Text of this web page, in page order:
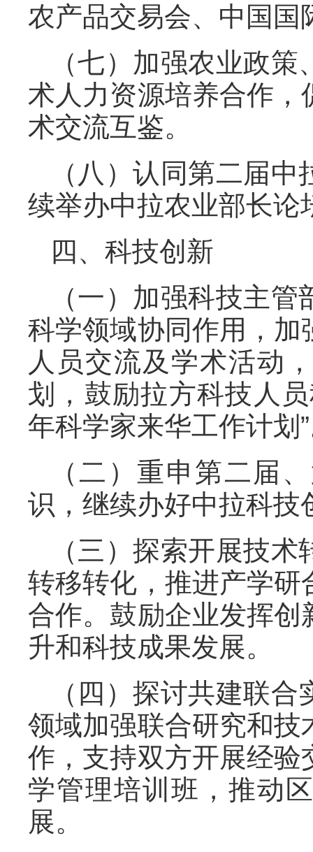
农产品交易会、中国国
（七）加强农业政
术人力资源培养合作
术交流互鉴。
（八）认同第二届
续举办中拉农业部长论
四、科技创新
（一）加强科技主
科学领域协同作用，
人员交流及学术活动
划，鼓励拉方科技人
年科学家来华工作计划
（二）重申第二届
识，继续办好中拉科技
（三）探索开展技
转移转化，推进产学
合作。鼓励企业发挥
升和科技成果发展。
（四）探讨共建联
领域加强联合研究和
作，支持双方开展经
学管理培训班，推动
展。